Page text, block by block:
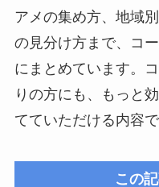
アメの集め方、地域
の見分け方まで、コ
にまとめています。
りの方にも、もっと
てていただける内容で
この